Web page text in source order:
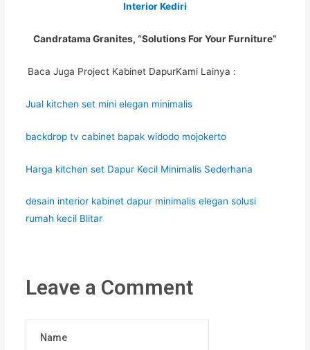
Interior Kediri
Candratama Granites, “Solutions For Your Furniture”
Baca Juga Project Kabinet DapurKami Lainya :
Jual kitchen set mini elegan minimalis
backdrop tv cabinet bapak widodo mojokerto
Harga kitchen set Dapur Kecil Minimalis Sederhana
desain interior kabinet dapur minimalis elegan solusi
rumah kecil Blitar
Leave a Comment